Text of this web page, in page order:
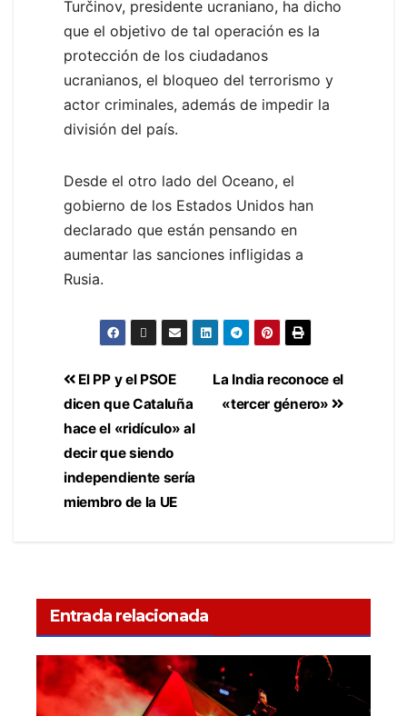
Turčinov, presidente ucraniano, ha dicho
que el objetivo de tal operación es la
protección de los ciudadanos
ucranianos, el bloqueo del terrorismo y
actor criminales, además de impedir la
división del país.
Desde el otro lado del Oceano, el
gobierno de los Estados Unidos han
declarado que están pensando en
aumentar las sanciones infligidas a
Rusia.
La India reconoce el
«tercer género»
El PP y el PSOE
dicen que Cataluña
hace el «ridículo» al
decir que siendo
independiente sería
miembro de la UE
Entrada relacionada